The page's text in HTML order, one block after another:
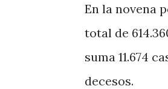
En la novena
total de
suma 11.674
decesos.